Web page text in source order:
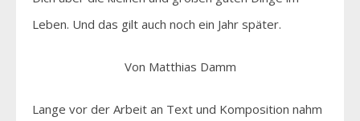
Leben. Und das gilt auch noch ein Jahr später.
Von Matthias Damm
Lange vor der Arbeit an Text und Komposition nahm